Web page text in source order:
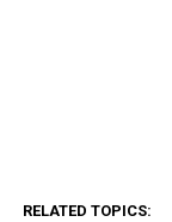
RELATED TOPICS: